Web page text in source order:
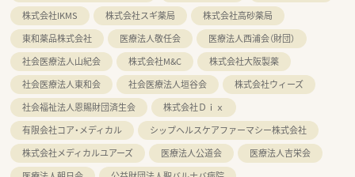
株式会社IKMS
株式会社スギ薬局
株式会社高砂薬局
東和薬品株式会社
医療法人敬任会
医療法人西浦会（財団）
社会医療法人山紀会
株式会社M&C
株式会社大阪製薬
社会医療法人東和会
社会医療法人垣谷会
株式会社ウィーズ
社会福祉法人恩賜財団済生会
株式会社Ｄｉｘ
有限会社コア・メディカル
シップヘルスケアファーマシー株式会社
株式会社メディカルユアーズ
医療法人公道会
医療法人吉栄会